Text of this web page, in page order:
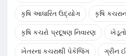
કૃષિ આધારિત ઉદ્યોગ કૃષિ
કૃષિ કચરો પ્રદૂષણ નિવારણ ખેડૂતો
ખેતરના કચરાથી પેકેજિંગ ગ્રીન